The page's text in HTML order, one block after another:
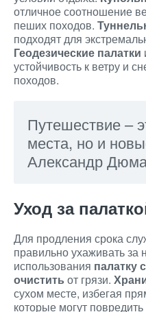
отличное соотношение
пеших походов.
подходят для
Геодезические палатки
устойчивость к ветру и
походов.
Путешествие –
места, но и
Александр
Уход за
Для продления срока
правильно ухаживать за
использования палатку
очистить от грязи.
сухом месте, избегая
которые могут